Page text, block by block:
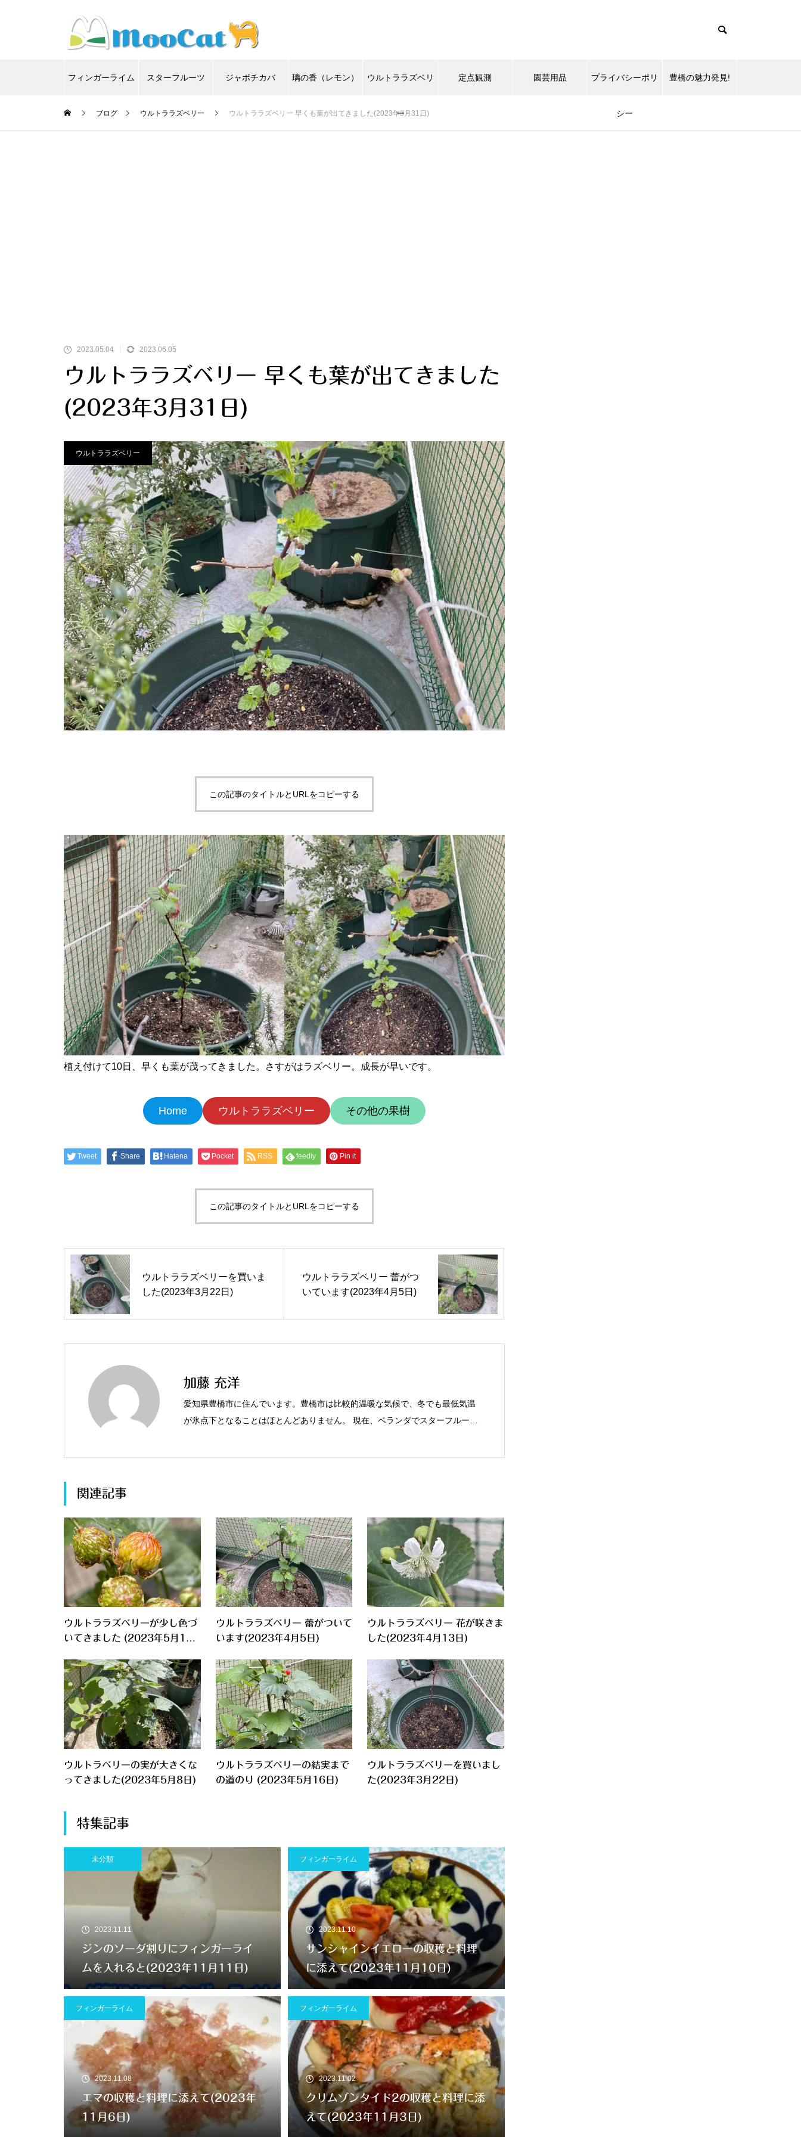
フィンガーライム スターフルーツ ジャボチカバ 璃の香（レモン） ウルトララズベリ
ー
定点観測 園芸用品 プライバシーポリ
シー
豊橋の魅力発見!
ブログ ウルトララズベリー ウルトララズベリー 早くも葉が出てきました(2023年3月31日)
2023.05.04 2023.06.05
ウルトララズベリー 早くも葉が出てきました
(2023年3月31日)
ウルトララズベリー
この記事のタイトルとURLをコピーする
植え付けて10日、早くも葉が茂ってきました。さすがはラズベリー。成長が早いです。
Home ウルトララズベリー その他の果樹
Tweet Share Hatena Pocket RSS feedly Pin it
この記事のタイトルとURLをコピーする
ウルトララズベリーを買いま
した(2023年3月22日)
ウルトララズベリー 蕾がつ
いています(2023年4月5日)
加藤 充洋
愛知県豊橋市に住んでいます。豊橋市は比較的温暖な気候で、冬でも最低気温
が氷点下となることはほとんどありません。 現在、ベランダでスターフルーツ
関連記事
ウルトララズベリーが少し色づ
いてきました (2023年5月13
ウルトララズベリー 蕾がついて
います(2023年4月5日)
ウルトララズベリー 花が咲きま
した(2023年4月13日)
ウルトラベリーの実が大きくな
ってきました(2023年5月8日)
ウルトララズベリーの結実まで
の道のり (2023年5月16日)
ウルトララズベリーを買いまし
た(2023年3月22日)
特集記事
未分類
2023.11.11
ジンのソーダ割りにフィンガーライ
ムを入れると(2023年11月11日)
フィンガーライム
2023.11.10
サンシャインイエローの収穫と料理
に添えて(2023年11月10日)
フィンガーライム
2023.11.08
エマの収穫と料理に添えて(2023年
11月6日)
フィンガーライム
2023.11.02
クリムゾンタイド2の収穫と料理に添
えて(2023年11月3日)